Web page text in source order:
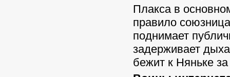
Плакса в
правило
поднимает
задерживает
бежит к Няньке